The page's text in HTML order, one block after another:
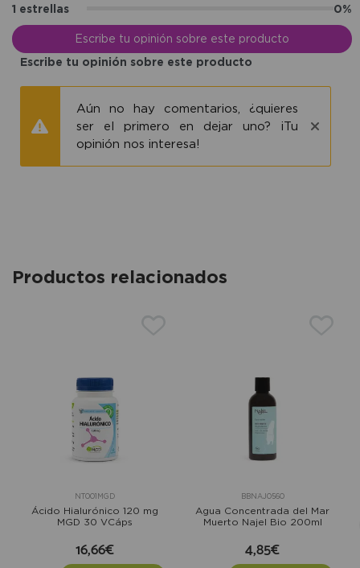
1 estrellas
0%
Escribe tu opinión sobre este producto
Escribe tu opinión sobre este producto
Aún no hay comentarios, ¿quieres
ser el primero en dejar uno? ¡Tu
opinión nos interesa!
Productos relacionados
NT001MGD
Ácido Hialurónico 120 mg
MGD 30 VCáps
16,66€
BBNAJ0560
Agua Concentrada del Mar
Muerto Najel Bio 200ml
4,85€